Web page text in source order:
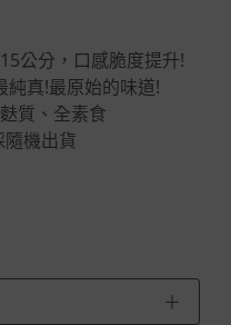
公分，口感脆度提升!
真!最原始的味道!
質、全素食
機出貨
＋